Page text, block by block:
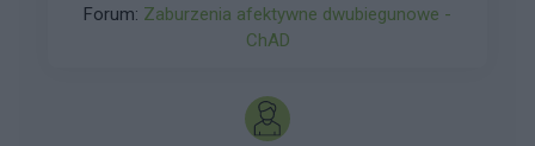
manią nie robić głupot, nie wydawać pieniędzy
na głupoty i utrzymywać normalne relacje
biorę krotkę l4 w pracy gdy myśli są zbyt
intensywne by pracować. Jednak myśli, które mi
Forum: Zaburzenia afektywne dwubiegunowe -
ChAD